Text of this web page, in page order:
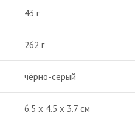
43 г
262 г
чёрно-серый
6.5 x 4.5 x 3.7 см